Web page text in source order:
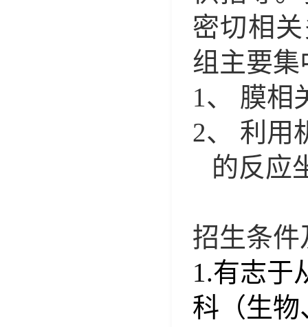
密切相
组主要
1、 膜相
2、 利用
的反应
招生条件
1.有志于
科（生